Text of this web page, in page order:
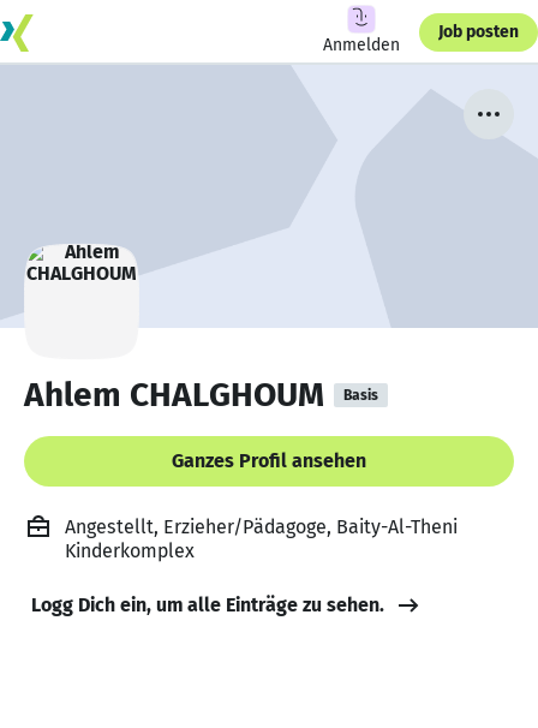
Anmelden
Job posten
Ahlem CHALGHOUM Basis
Ganzes Profil ansehen
Angestellt, Erzieher/Pädagoge, Baity-Al-Theni
Kinderkomplex
Logg Dich ein, um alle Einträge zu sehen.